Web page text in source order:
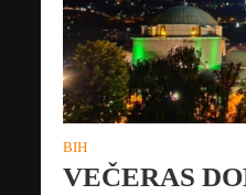
BIH
VEČERAS